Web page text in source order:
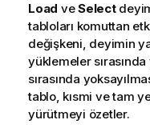
Load veSelect
tabloları komuttan
değişkeni, deyimin
yüklemeler
sırasında
tablo, kısmi ve tam
yürütmeyi özetler.